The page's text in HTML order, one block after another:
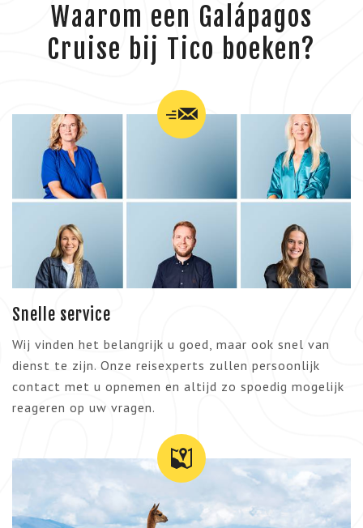
Waarom een Galápagos
Cruise bij Tico boeken?
Snelle service
Wij vinden het belangrijk u goed, maar ook snel van
dienst te zijn. Onze reisexperts zullen persoonlijk
contact met u opnemen en altijd zo spoedig mogelijk
reageren op uw vragen.